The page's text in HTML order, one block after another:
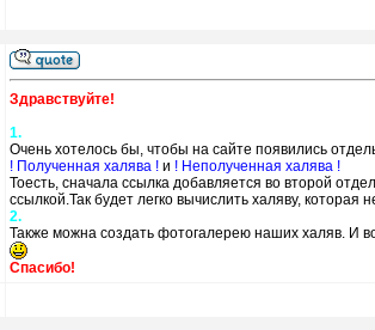
Здравствуйте!
1.
Очень хотелось бы, чтобы на сайте появились
! Полученная халява ! и ! Неполученная халява !
Тоесть, сначала ссылка добавляется во второй
ссылкой.Так будет легко вычислить халяву,
2.
Также можна создать фотогалерею наших халяв. И
Спасибо!